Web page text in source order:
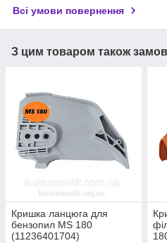
Всі умови повернення
З цим товаром також
Кришка ланцюга для
бензопил MS 180
(11236401704)